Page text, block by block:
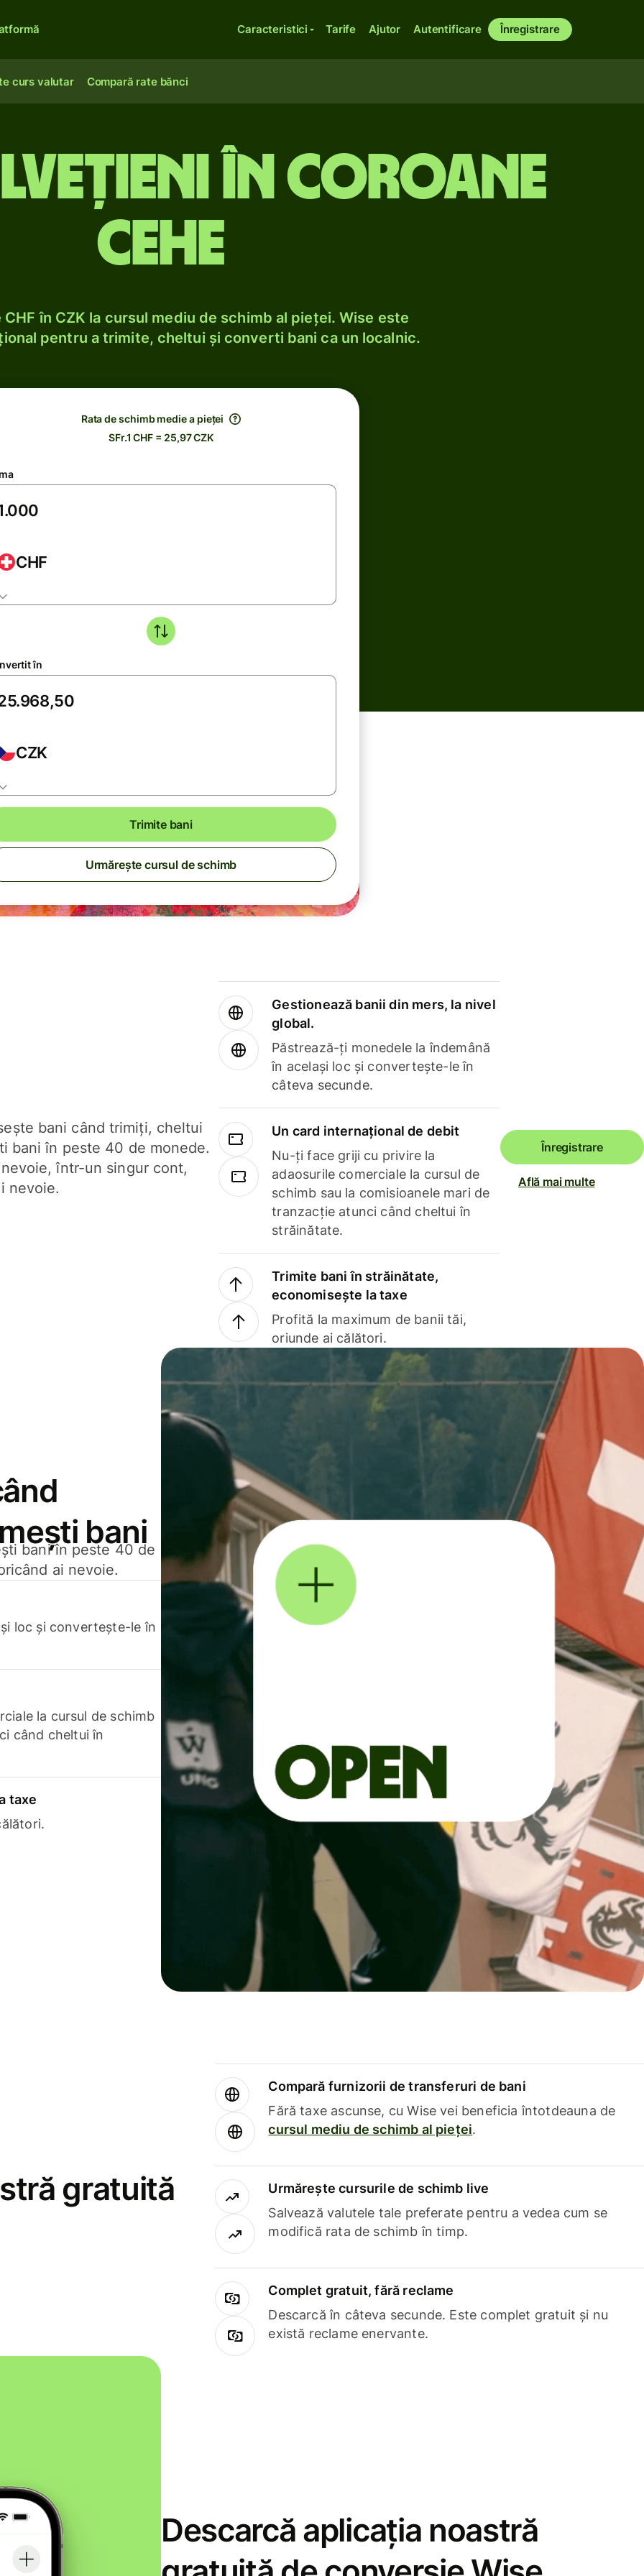
Caracteristici Tarife Ajutor Autentificare Înregistrare
curs valutar Compară rate bănci
în coroane
cehe
în CZK la cursul mediu de schimb al pieței. Wise este
pentru a trimite, cheltui și converti bani ca un localnic.
Rata de schimb medie a pieței
SFr.1 CHF = 25,97 CZK
CHF
în
CZK
Trimite bani
Urmărește cursul de schimb
bani când trimiți, cheltui
bani în peste 40 de monede.
într-un singur cont,
nevoie.
Gestionează banii din mers, la nivel
global.
Păstrează-ți monedele la îndemână
în același loc și convertește-le în
câteva secunde.
Un card internațional de debit
Nu-ți face griji cu privire la
adaosurile comerciale la cursul de
schimb sau la comisioanele mari de
tranzacție atunci când cheltui în
străinătate.
Trimite bani în străinătate,
economisește la taxe
Profită la maximum de banii tăi,
oriunde ai călători.
Înregistrare
Află mai multe
bani
bani în peste 40 de
ai nevoie.
loc și convertește-le în
la cursul de schimb
când cheltui în
taxe
gratuită
Compară furnizorii de transferuri de bani
Fără taxe ascunse, cu Wise vei beneficia întotdeauna de
cursul mediu de schimb al pieței.
Urmărește cursurile de schimb live
Salvează valutele tale preferate pentru a vedea cum se
modifică rata de schimb în timp.
Complet gratuit, fără reclame
Descarcă în câteva secunde. Este complet gratuit și nu
există reclame enervante.
Descarcă aplicația noastră